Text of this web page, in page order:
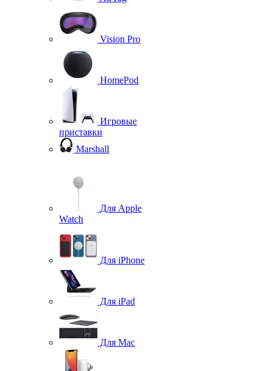
Vision Pro
HomePod
Игровые
приставки
Marshall
Для Apple
Watch
Для iPhone
Для iPad
Для Mac